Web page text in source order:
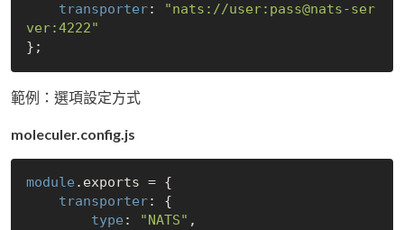
transporter:
"nats://user:pass@nats-ser
ver:4222"
範例：選項設定方式
moleculer.config.js
module .exports = {
transporter: {
type : "NATS" ,